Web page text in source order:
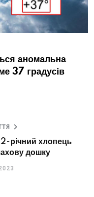
аномальна
37 градусів
річний хлопець
дошку